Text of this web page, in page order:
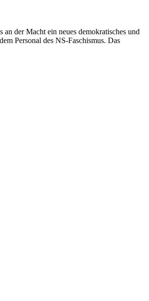
der Macht ein neues demokratisches und
Personal des NS-Faschismus. Das